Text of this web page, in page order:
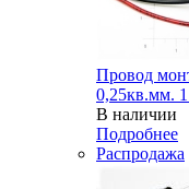
Провод
0,25кв.мм.
В наличии
Подробнее
Распродажа